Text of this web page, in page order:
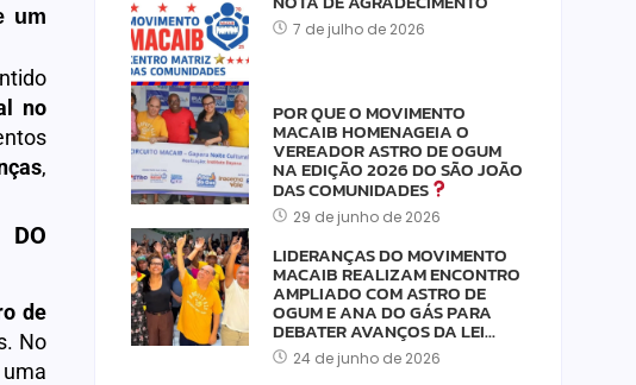
um
no
,
de
No
7 de julho de 2026
POR QUE O MOVIMENTO
MACAIB HOMENAGEIA O
VEREADOR ASTRO DE OGUM
NA EDIÇÃO 2026 DO SÃO JOÃO
DAS COMUNIDADES
29 de junho de 2026
LIDERANÇAS DO MOVIMENTO
MACAIB REALIZAM ENCONTRO
AMPLIADO COM ASTRO DE
OGUM E ANA DO GÁS PARA
DEBATER AVANÇOS DA LEI…
24 de junho de 2026